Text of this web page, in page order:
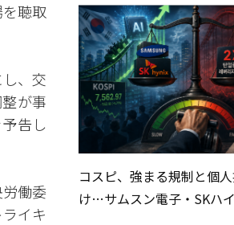
聴取
、交
が事
告し
働委
イキ
コスピ、強まる規制と個
け…サムスン電子・SKハ